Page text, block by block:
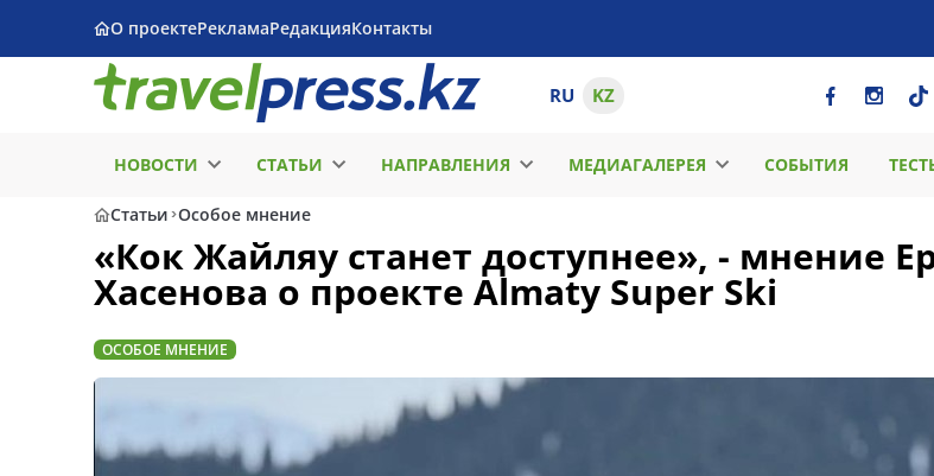
О проектеРекламаРедакцияКонтакты
RU KZ
НОВОСТИ СТАТЬИ НАПРАВЛЕНИЯ МЕДИАГАЛЕРЕЯ СОБЫТИЯ
Статьи Особое мнение
«Кок Жайляу станет доступнее», - мнение
Хасенова о проекте Almaty Super Ski
ОСОБОЕ МНЕНИЕ